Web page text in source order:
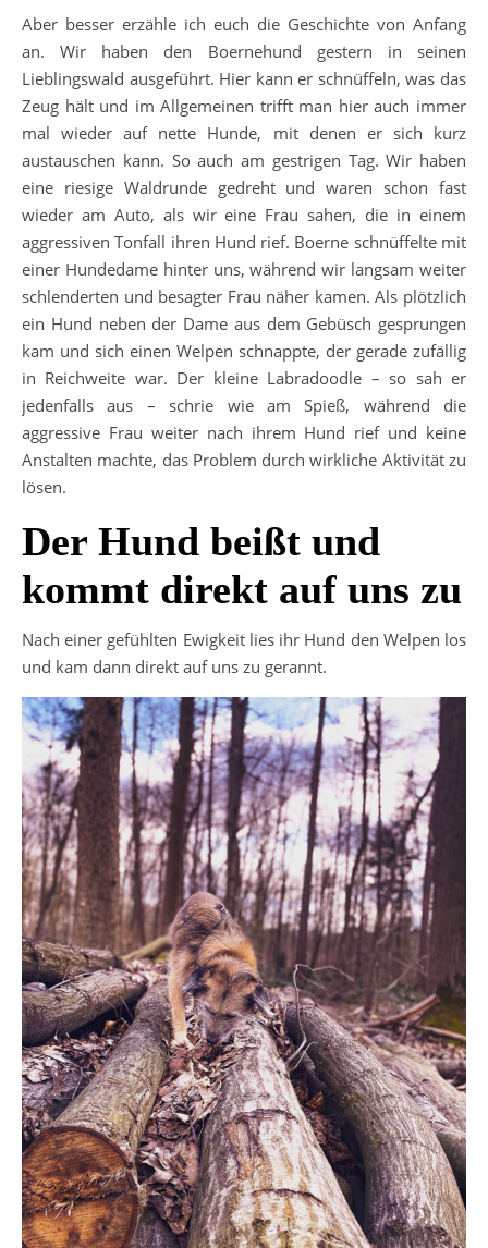
Aber besser erzähle ich euch die Geschichte von Anfang
an. Wir haben den Boernehund gestern in seinen
Lieblingswald ausgeführt. Hier kann er schnüffeln, was das
Zeug hält und im Allgemeinen trifft man hier auch immer
mal wieder auf nette Hunde, mit denen er sich kurz
austauschen kann. So auch am gestrigen Tag. Wir haben
eine riesige Waldrunde gedreht und waren schon fast
wieder am Auto, als wir eine Frau sahen, die in einem
aggressiven Tonfall ihren Hund rief. Boerne schnüffelte mit
einer Hundedame hinter uns, während wir langsam weiter
schlenderten und besagter Frau näher kamen. Als plötzlich
ein Hund neben der Dame aus dem Gebüsch gesprungen
kam und sich einen Welpen schnappte, der gerade zufällig
in Reichweite war. Der kleine Labradoodle – so sah er
jedenfalls aus – schrie wie am Spieß, während die
aggressive Frau weiter nach ihrem Hund rief und keine
Anstalten machte, das Problem durch wirkliche Aktivität zu
lösen.
Der Hund beißt und
kommt direkt auf uns zu
Nach einer gefühlten Ewigkeit lies ihr Hund den Welpen los
und kam dann direkt auf uns zu gerannt.